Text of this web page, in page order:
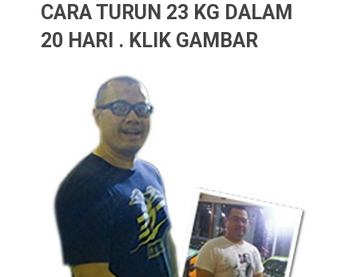
CARA TURUN 23 KG DALAM
20 HARI . KLIK GAMBAR